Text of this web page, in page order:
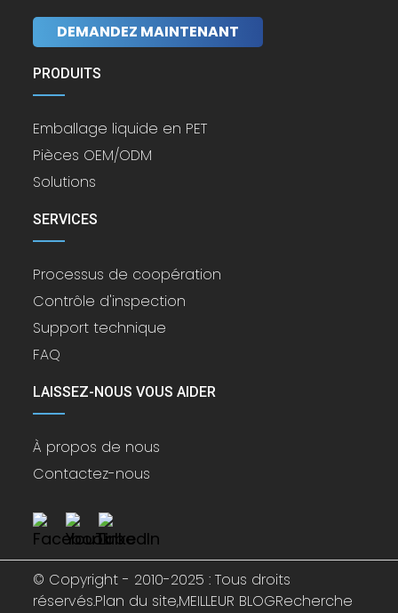
DEMANDEZ MAINTENANT
PRODUITS
Emballage liquide en PET
Pièces OEM/ODM
Solutions
SERVICES
Processus de coopération
Contrôle d'inspection
Support technique
FAQ
LAISSEZ-NOUS VOUS AIDER
À propos de nous
Contactez-nous
© Copyright - 2010-2025 : Tous droits
réservés.Plan du site,MEILLEUR BLOGRecherche